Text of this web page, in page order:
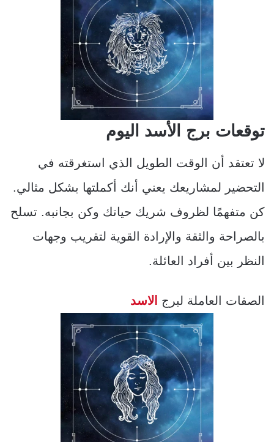
توقعات برج الأسد اليوم
لا تعتقد أن الوقت الطويل الذي استغرقته في
التحضير لمشاريعك يعني أنك أكملتها بشكل مثالي.
كن متفهمًا لظروف شريك حياتك وكن بجانبه. تسلح
بالصراحة والثقة والإرادة القوية لتقريب وجهات
النظر بين أفراد العائلة.
الصفات العاملة لبرج الاسد